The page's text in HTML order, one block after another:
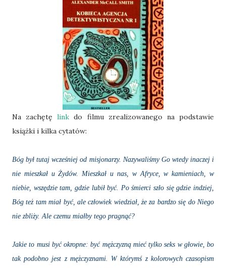
Na zachętęlink do filmu zrealizowanego na podstawie
książki i kilka cytatów:
Bóg był tutaj wcześniej od misjonarzy. Nazywaliśmy Go wtedy inaczej i
nie mieszkał u Żydów. Mieszkał u nas, w Afryce, w kamieniach, w
niebie, wszędzie tam, gdzie lubił być. Po śmierci szło się gdzie indziej,
Bóg też tam miał być, ale człowiek wiedział, że za bardzo się do Niego
nie zbliży. Ale czemu miałby tego pragnąć?
Jakie to musi być okropne: być mężczyzną mieć tylko seks w głowie, bo
tak podobno jest z mężczyznami. W którymś z kolorowych czasopism